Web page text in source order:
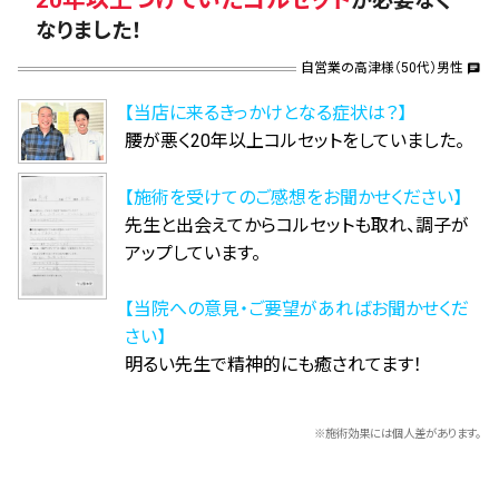
なりました！
自営業の高津様（50代）男性 chat
【当店に来るきっかけとなる症状は？】
腰が悪く20年以上コルセットをしていました。
【施術を受けてのご感想をお聞かせください】
先生と出会えてからコルセットも取れ、調子が
アップしています。
【当院への意見・ご要望があればお聞かせくだ
さい】
明るい先生で精神的にも癒されてます！
※施術効果には個人差があります。